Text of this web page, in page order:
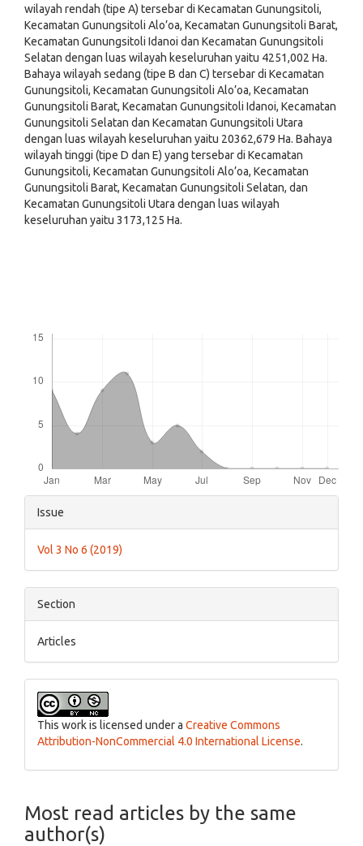
wilayah rendah (tipe A) tersebar di Kecamatan Gunungsitoli,
Kecamatan Gunungsitoli Alo’oa, Kecamatan Gunungsitoli Barat,
Kecamatan Gunungsitoli Idanoi dan Kecamatan Gunungsitoli
Selatan dengan luas wilayah keseluruhan yaitu 4251,002 Ha.
Bahaya wilayah sedang (tipe B dan C) tersebar di Kecamatan
Gunungsitoli, Kecamatan Gunungsitoli Alo’oa, Kecamatan
Gunungsitoli Barat, Kecamatan Gunungsitoli Idanoi, Kecamatan
Gunungsitoli Selatan dan Kecamatan Gunungsitoli Utara
dengan luas wilayah keseluruhan yaitu 20362,679 Ha. Bahaya
wilayah tinggi (tipe D dan E) yang tersebar di Kecamatan
Gunungsitoli, Kecamatan Gunungsitoli Alo’oa, Kecamatan
Gunungsitoli Barat, Kecamatan Gunungsitoli Selatan, dan
Kecamatan Gunungsitoli Utara dengan luas wilayah
keseluruhan yaitu 3173,125 Ha.
Article
Details
Issue
Vol 3 No 6 (2019)
Section
Articles
This work is licensed under a Creative Commons
Attribution-NonCommercial 4.0 International License.
Most read articles by the same
author(s)